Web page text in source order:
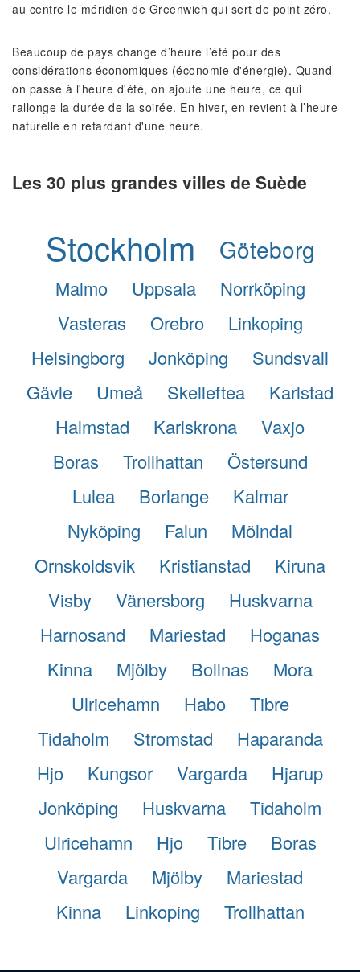
au centre le méridien de Greenwich qui sert de point zéro.
Beaucoup de pays change d’heure l’été pour des
considérations économiques (économie d'énergie). Quand
on passe à l'heure d'été, on ajoute une heure, ce qui
rallonge la durée de la soirée. En hiver, en revient à l’heure
naturelle en retardant d'une heure.
Les 30 plus grandes villes de Suède
Stockholm Göteborg
Malmo Uppsala
Norrköping
Vasteras
Orebro
Linkoping
Helsingborg
Jonköping
Sundsvall
Gävle
Umeå Skelleftea
Karlstad
Halmstad
Karlskrona
Vaxjo
Boras
Trollhattan
Östersund
Lulea
Borlange
Kalmar
Nyköping
Falun
Mölndal
Ornskoldsvik
Kristianstad
Kiruna
Visby
Vänersborg
Huskvarna
Harnosand
Mariestad
Hoganas
Kinna
Mjölby Bollnas
Mora
Ulricehamn
Habo
Tibre
Tidaholm
Stromstad
Haparanda
Hjo
Kungsor Vargarda
Hjarup
Jonköping
Huskvarna
Tidaholm
Ulricehamn
Hjo Tibre
Boras
Vargarda
Mjölby
Mariestad
Kinna
Linkoping Trollhattan